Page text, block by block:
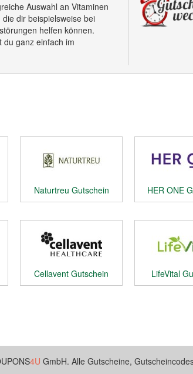
Auswahl an Vitaminen
dir beispielsweise bei
helfen können.
du ganz einfach im
Naturtreu Gutschein HER ONE
Cellavent Gutschein LifeVital
4U GmbH. Alle Gutscheine,